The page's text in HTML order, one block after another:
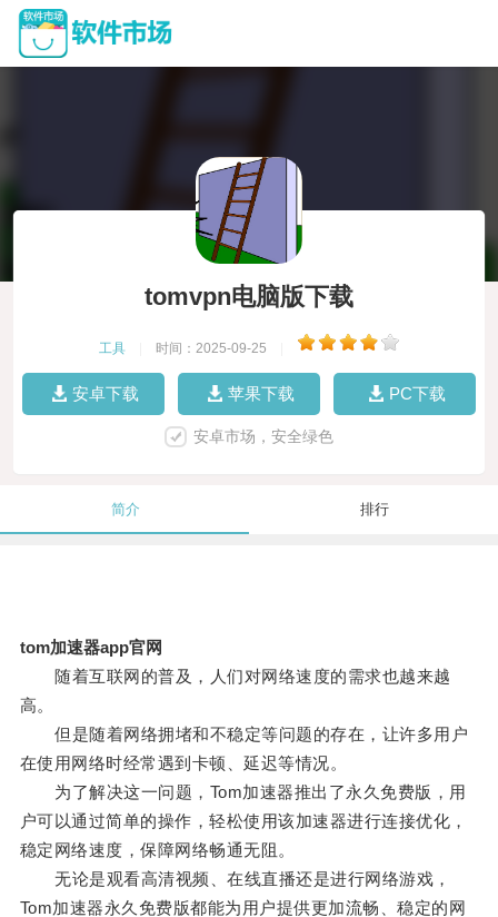
tomvpn电脑版下载
工具 时间：2025-09-25
安卓下载 苹果下载 PC下载
安卓市场，安全绿色
简介 排行
tom加速器app官网
随着互联网的普及，人们对网络速度的需求也越来越
高。
但是随着网络拥堵和不稳定等问题的存在，让许多用户
在使用网络时经常遇到卡顿、延迟等情况。
为了解决这一问题，Tom加速器推出了永久免费版，用
户可以通过简单的操作，轻松使用该加速器进行连接优化，
稳定网络速度，保障网络畅通无阻。
无论是观看高清视频、在线直播还是进行网络游戏，
Tom加速器永久免费版都能为用户提供更加流畅、稳定的网